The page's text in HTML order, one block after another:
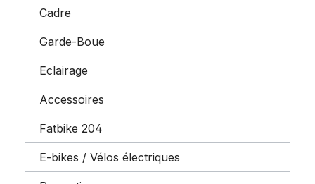
Cadre
Garde-Boue
Eclairage
Accessoires
Fatbike 204
E-bikes / Vélos électriques